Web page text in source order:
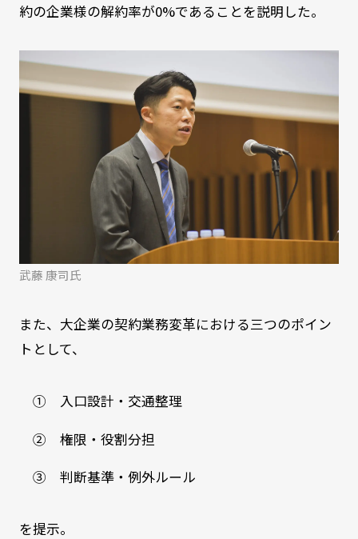
約の企業様の解約率が0%であることを説明した。
武藤 康司氏
また、大企業の契約業務変革における三つのポイン
トとして、
① 入口設計・交通整理
② 権限・役割分担
③ 判断基準・例外ルール
を提示。